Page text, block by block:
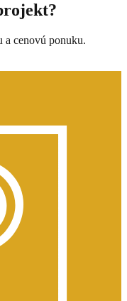
a cenovú ponuku.